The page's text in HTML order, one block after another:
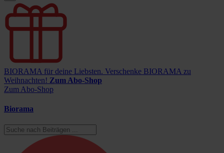
BIORAMA für deine Liebsten. Verschenke BIORAMA zu
Weihnachten! Zum Abo-Shop
Zum Abo-Shop
Biorama